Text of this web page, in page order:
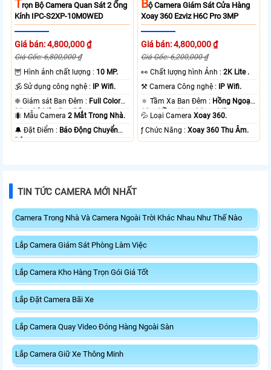
TRọn Bộ Camera Quan Sát 2 Ống
Kính IPC-S2XP-10M0WED
Giá bán: 4,800,000 ₫
Giá Gốc: 6,800,000 ₫
🦉 Hình ảnh chất lượng : 10 MP.
🕉️ Sử dụng công nghệ : IP Wifi.
❈ Giám sát Ban Đêm : Full Color
20m Có Màu Ban Ðêm.
🐜 Mẫu Camera2 Mắt Trong Nhà.
️🔔 Đặt Điểm : Báo Động Chuyển
Động.
BỘ Camera Giám Sát Cửa Hàng
Xoay 360 Ezviz H6C Pro 3MP
Giá bán: 4,800,000 ₫
Giá Gốc: 6,200,000 ₫
️👀 Chất lượng hình Ảnh :2K Lite .
⚒ Camera Công nghệ : IP Wifi.
🔅 Tầm Xa Ban Đêm : Hồng Ngoại
10m Hồng Ngoại Smart IR.
💦 Loại CameraXoay 360.
️ƒ Chức Năng :Xoay 360 Thu Âm.
TIN TỨC CAMERA MỚI NHẤT
Camera Trong Nhà Và Camera Ngoài Trời Khác Nhau Như Thế Nào
Lắp Camera Giám Sát Phòng Làm Việc
Lắp Camera Kho Hàng Trọn Gói Giá Tốt
Lắp Đặt Camera Bãi Xe
Lắp Camera Quay Video Đóng Hàng Ngoài Sàn
Lắp Camera Giữ Xe Thông Minh